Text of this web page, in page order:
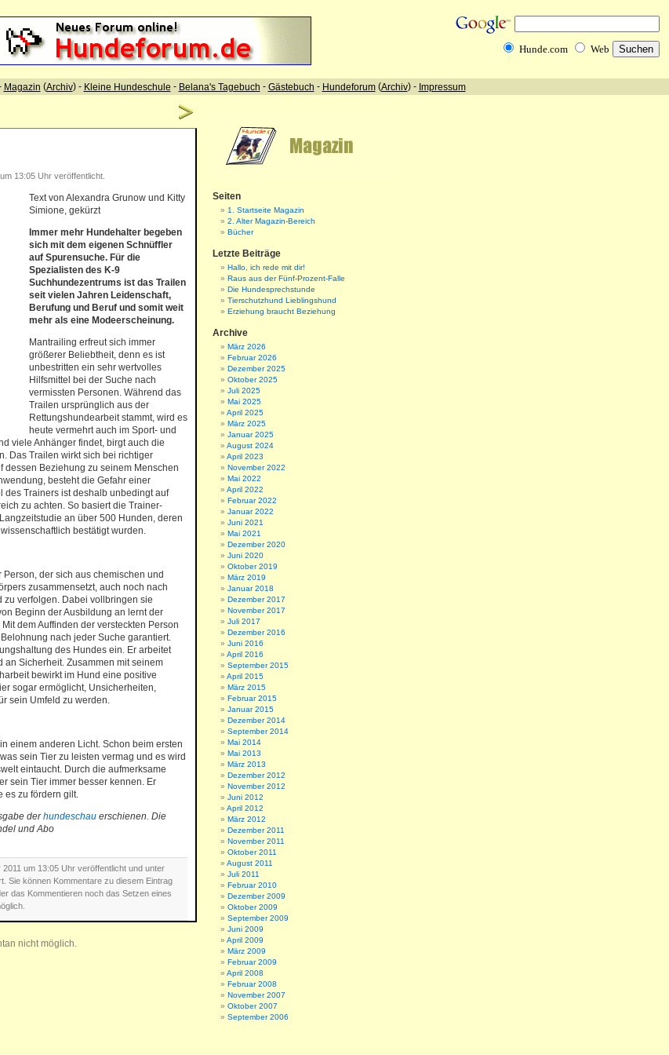
13:05 Uhr veröffentlicht.
Text von Alexandra Grunow und Kitty
Simione, gekürzt
Immer mehr Hundehalter begeben
sich mit dem eigenen Schnüffler
auf Spurensuche. Für die
Spezialisten des K-9
Suchhundezentrums ist das Trailen
seit vielen Jahren Leidenschaft,
Berufung und Beruf und somit weit
mehr als eine Modeerscheinung.
Mantrailing erfreut sich immer
größerer Beliebtheit, denn es ist
unbestritten ein sehr wertvolles
Hilfsmittel bei der Suche nach
vermissten Personen. Während das
Trailen ursprünglich aus der
Rettungshundearbeit stammt, wird es
heute vermehrt auch im Sport- und
viele Anhänger findet, birgt auch die
Das Trailen wirkt sich bei richtiger
Beziehung zu seinem Menschen
besteht die Gefahr einer
des Trainers ist deshalb unbedingt auf
zu achten. So basiert die Trainer-
an über 500 Hunden, deren
bestätigt wurden.
der sich aus chemischen und
zusammensetzt, auch noch nach
verfolgen. Dabei vollbringen sie
Beginn der Ausbildung an lernt der
dem Auffinden der versteckten Person
nach jeder Suche garantiert.
des Hundes ein. Er arbeitet
Sicherheit. Zusammen mit seinem
bewirkt im Hund eine positive
sogar ermöglicht, Unsicherheiten,
sein Umfeld zu werden.
einem anderen Licht. Schon beim ersten
sein Tier zu leisten vermag und es wird
eintaucht. Durch die aufmerksame
sein Tier immer besser kennen. Er
es zu fördern gilt.
derhundeschau erschienen. Die
und Abo
um 13:05 Uhr veröffentlicht und unter
Sie können Kommentare zu diesem Eintrag
das Kommentieren noch das Setzen eines
nicht möglich.
Seiten
1. Startseite Magazin
2. Alter Magazin-Bereich
Bücher
Letzte Beiträge
Hallo, ich rede mit dir!
Raus aus der Fünf-Prozent-Falle
Die Hundesprechstunde
Tierschutzhund Lieblingshund
Erziehung braucht Beziehung
Archive
März 2026
Februar 2026
Dezember 2025
Oktober 2025
Juli 2025
Mai 2025
April 2025
März 2025
Januar 2025
August 2024
April 2023
November 2022
Mai 2022
April 2022
Februar 2022
Januar 2022
Juni 2021
Mai 2021
Dezember 2020
Juni 2020
Oktober 2019
März 2019
Januar 2018
Dezember 2017
November 2017
Juli 2017
Dezember 2016
Juni 2016
April 2016
September 2015
April 2015
März 2015
Februar 2015
Januar 2015
Dezember 2014
September 2014
Mai 2014
Mai 2013
März 2013
Dezember 2012
November 2012
Juni 2012
April 2012
März 2012
Dezember 2011
November 2011
Oktober 2011
August 2011
Juli 2011
Februar 2010
Dezember 2009
Oktober 2009
September 2009
Juni 2009
April 2009
März 2009
Februar 2009
April 2008
Februar 2008
November 2007
Oktober 2007
September 2006